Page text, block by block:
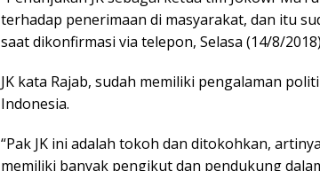
terhadap penerimaan di masyarakat, dan itu
saat dikonfirmasi via telepon, Selasa (14/8/
JK kata Rajab, sudah memiliki pengalaman
Indonesia.
“Pak JK ini adalah tokoh dan ditokohkan,
memiliki banyak pengikut dan pendukung